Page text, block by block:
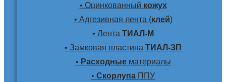
• Оцинкованный кожух
• Адгезивная лента (клей)
• Лента ТИАЛ-М
• Замковая пластина ТИАЛ-ЗП
• Расходныематериалы
• Скорлупа ППУ